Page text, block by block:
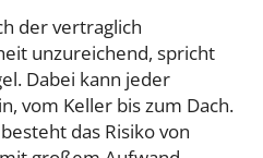
der vertraglich
unzureichend, spricht
Dabei kann jeder
vom Keller bis zum Dach.
das Risiko von